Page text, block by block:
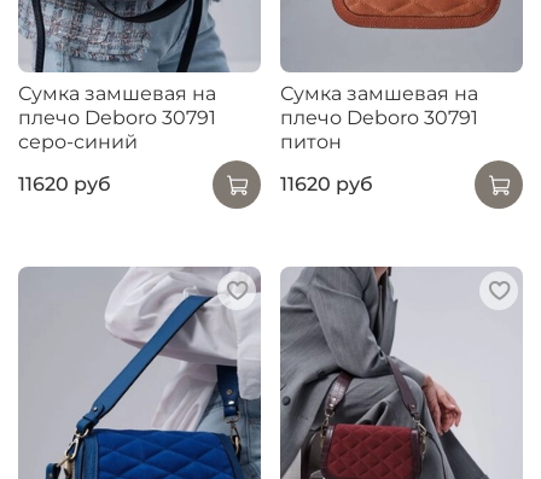
Сумка замшевая на
плечо Deboro 30791
серо-синий
11620 руб
Сумка замшевая на
плечо Deboro 30791
питон
11620 руб